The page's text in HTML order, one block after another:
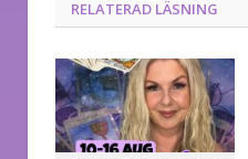
RELATERAD LÄSNING